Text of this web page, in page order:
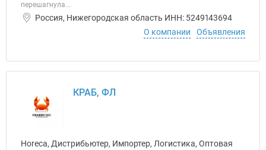
перешагнула...
Россия, Нижегородская область ИНН: 5249143694
О компании
Объявления
КРАБ, ФЛ
Horeca, Дистрибьютер, Импортер, Логистика, Оптовая